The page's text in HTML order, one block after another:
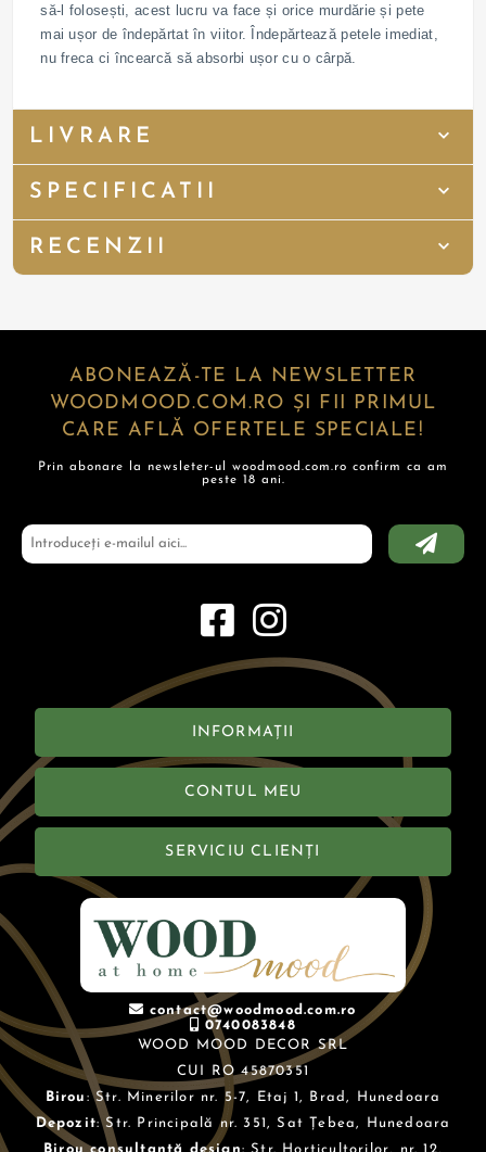
să-l folosești, acest lucru va face și orice murdărie și pete
mai ușor de îndepărtat în viitor. Îndepărtează petele imediat,
nu freca ci încearcă să absorbi ușor cu o cârpă.
LIVRARE
SPECIFICATII
RECENZII
ABONEAZĂ-TE LA NEWSLETTER
WOODMOOD.COM.RO ȘI FII PRIMUL
CARE AFLĂ OFERTELE SPECIALE!
Prin abonare la newsleter-ul woodmood.com.ro confirm ca am
peste 18 ani.
INFORMAȚII
CONTUL MEU
SERVICIU CLIENȚI
contact@woodmood.com.ro
0740083848
WOOD MOOD DECOR SRL
CUI RO 45870351
Birou : Str. Minerilor nr. 5-7, Etaj 1, Brad, Hunedoara
Depozit: Str. Principală nr. 351, Sat Țebea, Hunedoara